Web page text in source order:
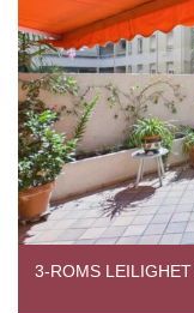
3-ROMS